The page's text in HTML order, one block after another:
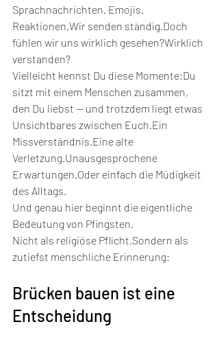
Sprachnachrichten. Emojis.
Reaktionen.Wir senden ständig.Doch
fühlen wir uns wirklich gesehen?Wirklich
verstanden?
Vielleicht kennst Du diese Momente:Du
sitzt mit einem Menschen zusammen,
den Du liebst — und trotzdem liegt etwas
Unsichtbares zwischen Euch.Ein
Missverständnis.Eine alte
Verletzung.Unausgesprochene
Erwartungen.Oder einfach die Müdigkeit
des Alltags.
Und genau hier beginnt die eigentliche
Bedeutung von Pfingsten.
Nicht als religiöse Pflicht.Sondern als
zutiefst menschliche Erinnerung:
Brücken bauen ist eine
Entscheidung